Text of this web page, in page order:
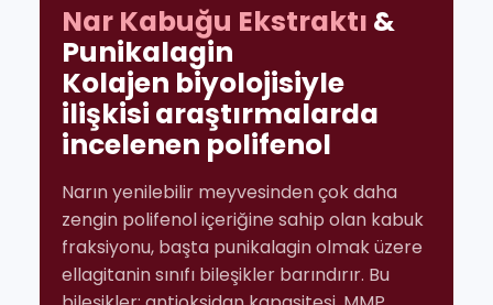
Nar Kabuğu Ekstraktı &
Punikalagin
Kolajen biyolojisiyle
ilişkisi araştırmalarda
incelenen polifenol
Narın yenilebilir meyvesinden çok daha
zengin polifenol içeriğine sahip olan kabuk
fraksiyonu, başta punikalagin olmak üzere
ellagitanin sınıfı bileşikler barındırır. Bu